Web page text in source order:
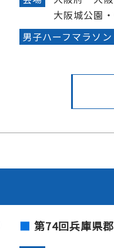
大阪城公園
男子ハーフマラソン
第74回兵庫県